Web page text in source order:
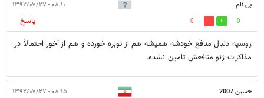
بی نام ۰۸:۱۱ - ۱۳۹۲/۰۷/۲۷
0
0
پاسخ
روسيه دنبال منافع خودشه هميشه هم از توبره خورده و هم از آخور احتمالاً در
مذاكرات ژنو منافعش تامين نشده.
حسین 2007 ۰۸:۱۵ - ۱۳۹۲/۰۷/۲۷